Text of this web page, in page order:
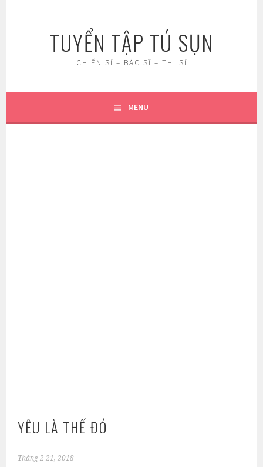
TUYỂN TẬP TÚ SỤN
CHIẾN SĨ – BÁC SĨ – THI SĨ
MENU
YÊU LÀ THẾ ĐÓ
Tháng 2 21, 2018